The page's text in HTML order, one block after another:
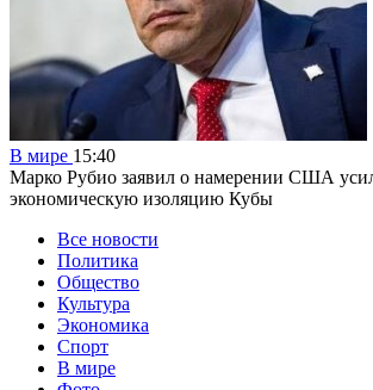
В мире 15:40
Марко Рубио заявил о намерении США
экономическую изоляцию Кубы
Все новости
Политика
Общество
Культура
Экономика
Спорт
В мире